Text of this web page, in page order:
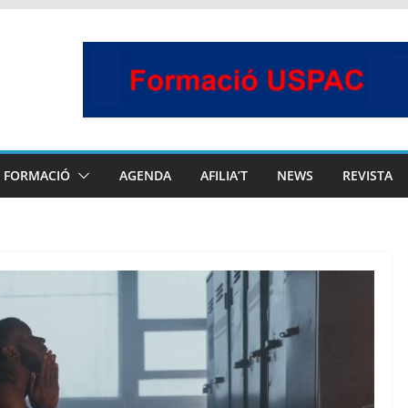
FORMACIÓ AGENDA AFILIA’T NEWS REVISTA